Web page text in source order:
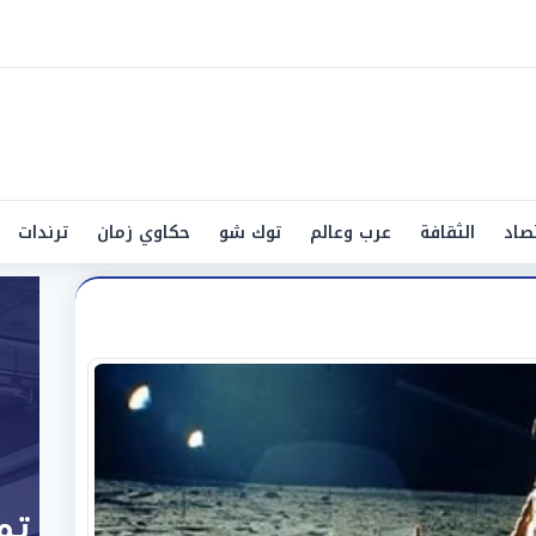
الثقافة عرب وعالم توك شو حكاوي زمان ترندات